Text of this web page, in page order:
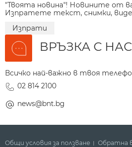
"Твоята новина"! Новините от
Изпратете текст, снимки,
Изпрати
ВРЪЗКА С НАС
Всичко най-важно в твоя
02 814 2100
news@bnt.bg
Общи условия за ползване Обратна